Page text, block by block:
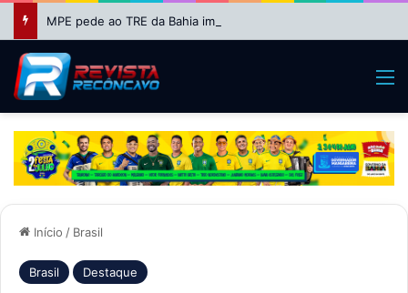
Início / Brasil
Brasil Destaque